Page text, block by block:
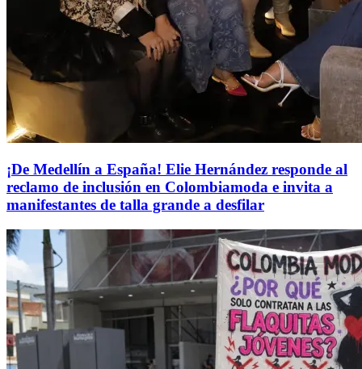
¡De Medellín a España! Elie Hernández responde al
reclamo de inclusión en Colombiamoda e invita a
manifestantes de talla grande a desfilar